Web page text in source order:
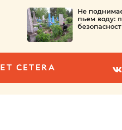
Не
пьем воду:
ET CETERA